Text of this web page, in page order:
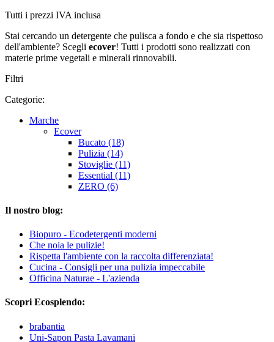
Tutti i prezzi IVA inclusa
Stai cercando un detergente che pulisca a fondo e che sia rispettoso
dell'ambiente? Scegli ecover! Tutti i prodotti sono realizzati con
materie prime vegetali e minerali rinnovabili.
Filtri
Categorie:
Marche
Ecover
Bucato (18)
Pulizia (14)
Stoviglie (11)
Essential (11)
ZERO (6)
Il nostro blog:
Biopuro - Ecodetergenti moderni
Che noia le pulizie!
Rispetta l'ambiente con la raccolta differenziata!
Cucina - Consigli per una pulizia impeccabile
Officina Naturae - L'azienda
Scopri Ecosplendo:
brabantia
Uni-Sapon Pasta Lavamani